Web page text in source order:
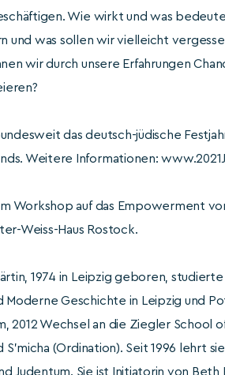
Wie wirkt und was
und was sollen wir vielleicht
wir durch unsere Erfahrungen
das deutsch-jüdische
Weitere Informationen:
Workshop auf das Empowerment
Weiss-Haus Rostock.
1974 in Leipzig geboren,
Geschichte in Leipzig und
2012 Wechsel an die Ziegler School
S’micha (Ordination). Seit 1996 lehrt
Judentum. Sie ist Initiatorin von Beth